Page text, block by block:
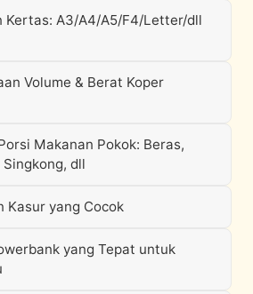
Kertas: A3/A4/A5/F4/Letter/dll
Volume & Berat Koper
Makanan Pokok: Beras,
dll
Kasur yang Cocok
yang Tepat untuk